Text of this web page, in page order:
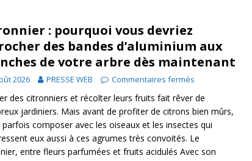
maintenant
DIVERS
« On parle de milliards d’euros » : la FNSEA réclame un plan
DIVERS
l’amour des animaux au cœur de la révolution
: pourquoi vous devriez
des bandes d’aluminium aux
de votre arbre dès maintenant
2026 PRESSE WEB Commentaires fermés
des citronniers et récolter leurs fruits fait rêver de
jardiniers. Mais avant de profiter de citrons bien mûrs,
composer avec les oiseaux et les insectes qui
eux aussi à ces agrumes très convoités. Le
entre fleurs parfumées et fruits acidulés Avec son